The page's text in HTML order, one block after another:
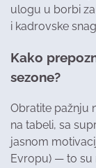
ulogu u borbi
i kadrovske
Kako
sezone?
Obratite pažnju
na tabeli, sa
jasnom
Evropu) — to su